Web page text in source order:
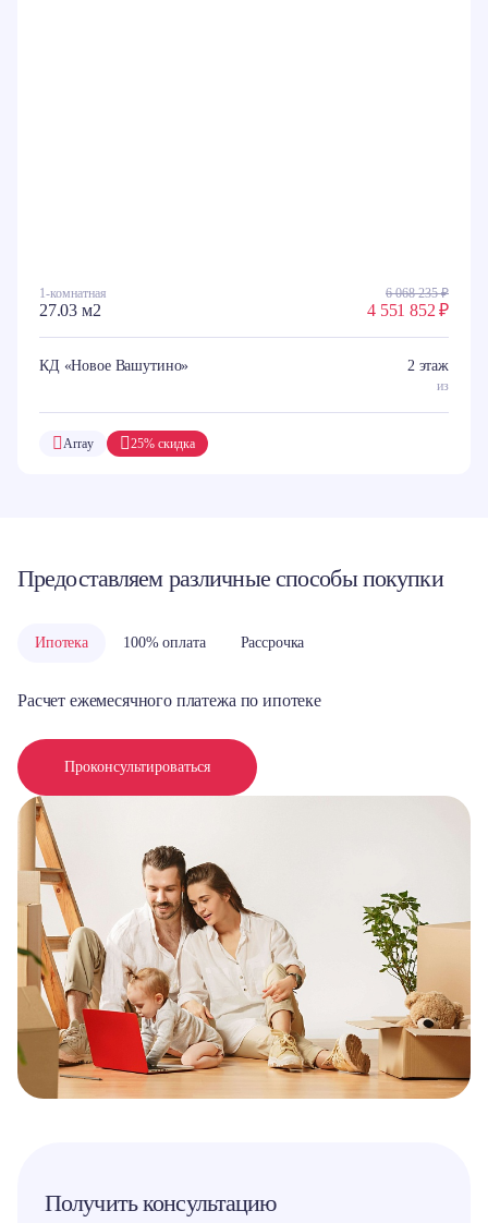
1-комнатная
27.03 м2
6 068 235 ₽
4 551 852 ₽
КД «Новое Вашутино» 2 этаж
из
25% скидка
Array
Предоставляем различные способы покупки
Ипотека 100% оплата Рассрочка
Расчет ежемесячного платежа по ипотеке
Проконсультироваться
Получить консультацию